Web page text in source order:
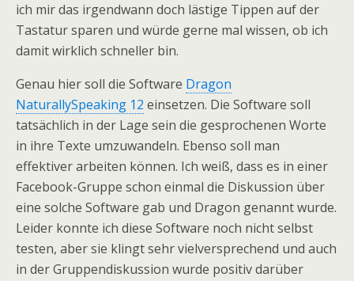
ich mir das irgendwann doch lästige Tippen auf der
Tastatur sparen und würde gerne mal wissen, ob ich
damit wirklich schneller bin.
Genau hier soll die Software Dragon
NaturallySpeaking 12 einsetzen. Die Software soll
tatsächlich in der Lage sein die gesprochenen Worte
in ihre Texte umzuwandeln. Ebenso soll man
effektiver arbeiten können. Ich weiß, dass es in einer
Facebook-Gruppe schon einmal die Diskussion über
eine solche Software gab und Dragon genannt wurde.
Leider konnte ich diese Software noch nicht selbst
testen, aber sie klingt sehr vielversprechend und auch
in der Gruppendiskussion wurde positiv darüber